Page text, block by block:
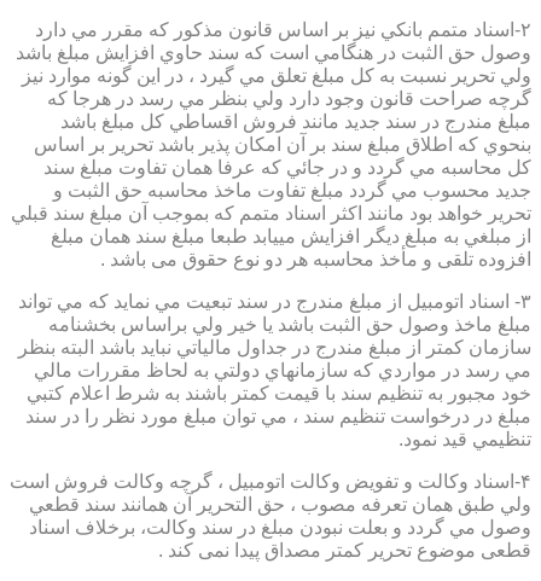
۲-اسناد متمم بانكي نيز بر اساس قانون مذكور كه مقرر مي دارد
وصول حق الثبت در هنگامي است كه سند حاوي افزايش مبلغ باشد
ولي تحرير نسبت به كل مبلغ تعلق مي گيرد ، در اين گونه موارد نيز
گرچه صراحت قانون وجود دارد ولي بنظر مي رسد در هرجا كه
مبلغ مندرج در سند جديد مانند فروش اقساطي كل مبلغ باشد
بنحوي كه اطلاق مبلغ سند بر آن امكان پذير باشد تحرير بر اساس
كل محاسبه مي گردد و در جائي كه عرفا همان تفاوت مبلغ سند
جديد محسوب مي گردد مبلغ تفاوت ماخذ محاسبه حق الثبت و
تحرير خواهد بود مانند اكثر اسناد متمم كه بموجب آن مبلغ سند قبلي
از مبلغي به مبلغ ديگر افزايش مييابد طبعا مبلغ سند همان مبلغ
افزوده تلقی و مأخذ محاسبه هر دو نوع حقوق می باشد .
۳- اسناد اتومبيل از مبلغ مندرج در سند تبعيت مي نمايد كه مي تواند
مبلغ ماخذ وصول حق الثبت باشد يا خير ولي براساس بخشنامه
سازمان كمتر از مبلغ مندرج در جداول مالياتي نبايد باشد البته بنظر
مي رسد در مواردي كه سازمانهاي دولتي به لحاظ مقررات مالي
خود مجبور به تنظيم سند با قيمت كمتر باشند به شرط اعلام كتبي
مبلغ در درخواست تنظيم سند ، مي توان مبلغ مورد نظر را در سند
تنظيمي قيد نمود.
۴-اسناد وكالت و تفويض وكالت اتومبيل ، گرچه وكالت فروش است
ولي طبق همان تعرفه مصوب ، حق التحرير آن همانند سند قطعي
وصول مي گردد و بعلت نبودن مبلغ در سند وكالت، برخلاف اسناد
قطعی موضوع تحریر کمتر مصداق پیدا نمی کند .